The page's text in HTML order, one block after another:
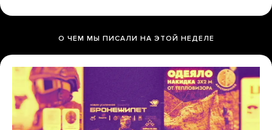
О ЧЕМ МЫ ПИСАЛИ НА ЭТОЙ НЕДЕЛЕ